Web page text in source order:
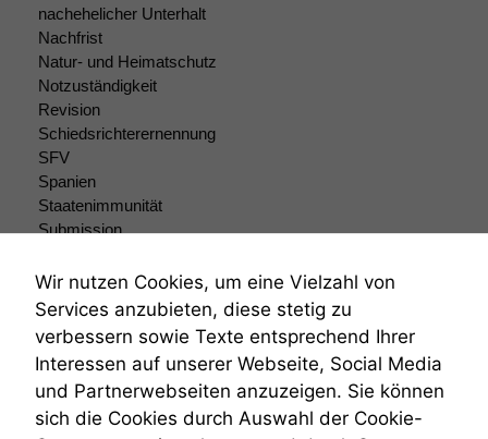
nachehelicher Unterhalt
Nachfrist
Natur- und Heimatschutz
Notzuständigkeit
Revision
Schiedsrichterernennung
SFV
Spanien
Staatenimmunität
Submission
Teilungsklage
Venezuela
VRK
Wiederherstellungsanordnung
Zivilprozessordnung
ZPO
Zustellfiktion
Wir nutzen Cookies, um eine Vielzahl von
Services anzubieten, diese stetig zu
verbessern sowie Texte entsprechend Ihrer
Interessen auf unserer Webseite, Social Media
und Partnerwebseiten anzuzeigen. Sie können
sich die Cookies durch Auswahl der Cookie-